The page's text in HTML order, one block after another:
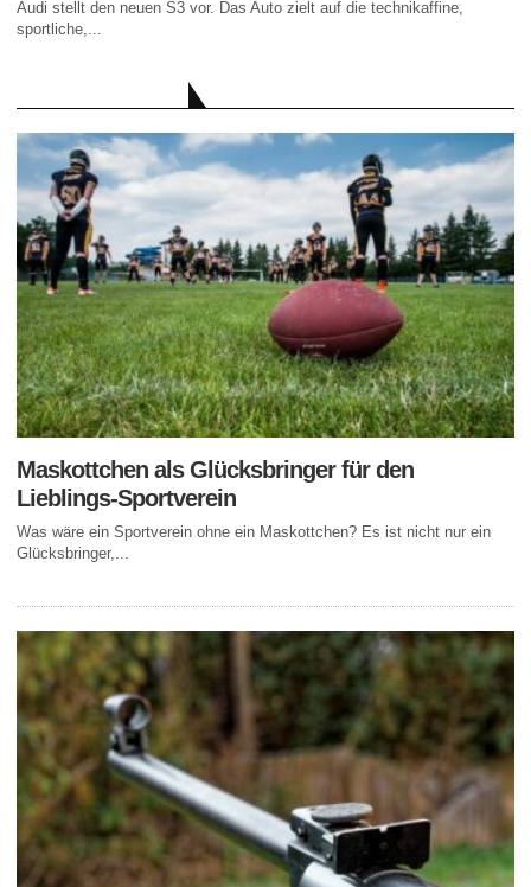
Audi stellt den neuen S3 vor. Das Auto zielt auf die technikaffine,
sportliche,...
Maskottchen als Glücksbringer für den
Lieblings-Sportverein
Was wäre ein Sportverein ohne ein Maskottchen? Es ist nicht nur ein
Glücksbringer,...